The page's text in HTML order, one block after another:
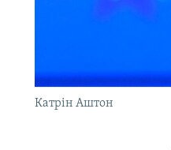
Катрін Аштон